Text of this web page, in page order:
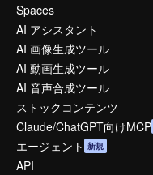
Spaces
AI アシスタント
AI 画像生成ツール
AI 動画生成ツール
AI 音声合成ツール
ストックコンテンツ
Claude/ChatGPT向けMCP
エージェント 新規
API